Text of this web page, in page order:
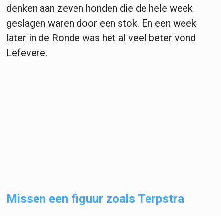
denken aan zeven honden die de hele week
geslagen waren door een stok. En een week
later in de Ronde was het al veel beter vond
Lefevere.
Missen een figuur zoals Terpstra